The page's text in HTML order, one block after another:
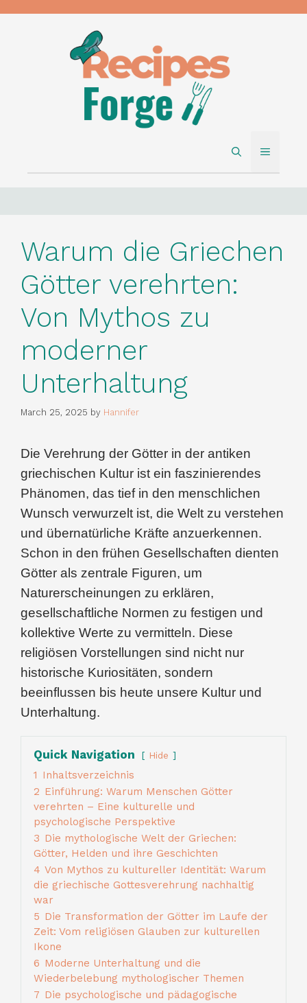
MENU
Warum die Griechen
Götter verehrten:
Von Mythos zu
moderner
Unterhaltung
March 25, 2025 by Hannifer
Die Verehrung der Götter in der antiken
griechischen Kultur ist ein faszinierendes
Phänomen, das tief in den menschlichen
Wunsch verwurzelt ist, die Welt zu verstehen
und übernatürliche Kräfte anzuerkennen.
Schon in den frühen Gesellschaften dienten
Götter als zentrale Figuren, um
Naturerscheinungen zu erklären,
gesellschaftliche Normen zu festigen und
kollektive Werte zu vermitteln. Diese
religiösen Vorstellungen sind nicht nur
historische Kuriositäten, sondern
beeinflussen bis heute unsere Kultur und
Unterhaltung.
Quick Navigation Hide
1 Inhaltsverzeichnis
2 Einführung: Warum Menschen Götter
verehrten – Eine kulturelle und
psychologische Perspektive
3 Die mythologische Welt der Griechen:
Götter, Helden und ihre Geschichten
4 Von Mythos zu kultureller Identität: Warum
die griechische Gottesverehrung nachhaltig
war
5 Die Transformation der Götter im Laufe der
Zeit: Vom religiösen Glauben zur kulturellen
Ikone
6 Moderne Unterhaltung und die
Wiederbelebung mythologischer Themen
7 Die psychologische und pädagogische